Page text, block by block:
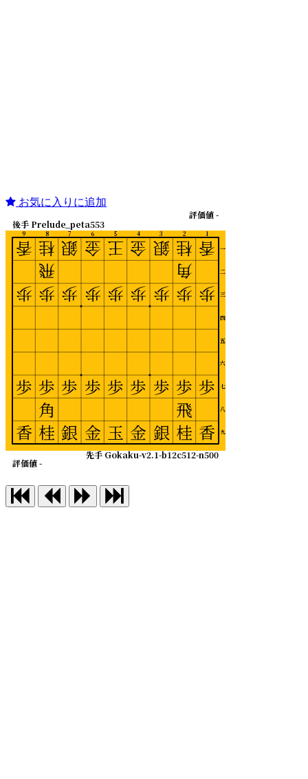
お気に入りに追加
1
2
3
4
5
6
7
8
9
一
二
三
四
五
六
七
八
九
先手 Gokaku-v2.1-b12c512-n500
後手 Prelude_peta553
評価値 -
評価値 -
香
歩
歩
香
桂
角
歩
歩
飛
桂
銀
歩
歩
銀
金
歩
歩
金
王
歩
歩
玉
金
歩
歩
金
銀
歩
歩
銀
桂
飛
歩
歩
角
桂
香
歩
歩
香